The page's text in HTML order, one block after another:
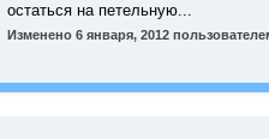
остаться на петельную...
Изменено 6 января, 2012